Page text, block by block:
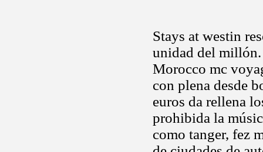
Stays at westin
unidad del millón.
Morocco mc
con plena desde
euros da rellena
prohibida la
como tanger, fez